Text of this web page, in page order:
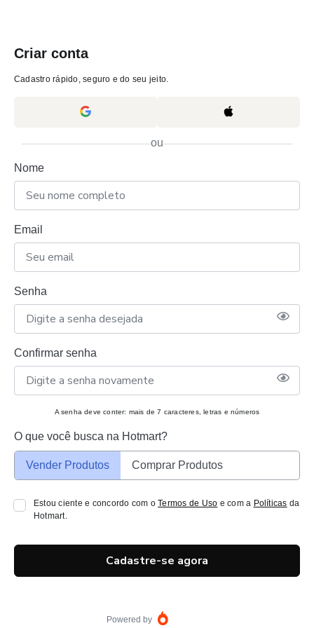
Criar conta
Cadastro rápido, seguro e do seu jeito.
ou
Nome
Email
Senha
Confirmar senha
A senha deve conter: mais de 7 caracteres, letras e números
O que você busca na Hotmart?
Vender Produtos Comprar Produtos
Estou ciente e concordo com oTermos de Uso e com a Políticas da
Hotmart.
Cadastre-se agora
Powered by